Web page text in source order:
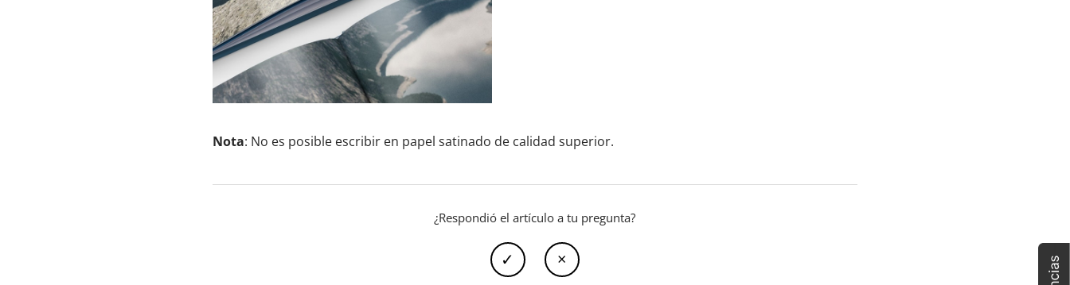
Nota: No es posible escribir en papel satinado de calidad superior.
¿Respondió el artículo a tu pregunta?